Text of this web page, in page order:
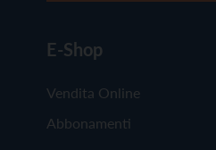
E-Shop
Vendita Online
Abbonamenti